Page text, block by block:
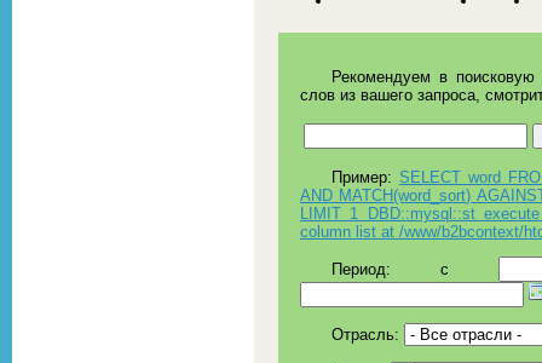
Рекомендуем в
слов из вашего запроса,
Пример: SELECT word
AND MATCH(word_sort)
LIMIT 1 DBD::mysql::st
column list at /www/b2bcontext/
Период: c
Отрасль: